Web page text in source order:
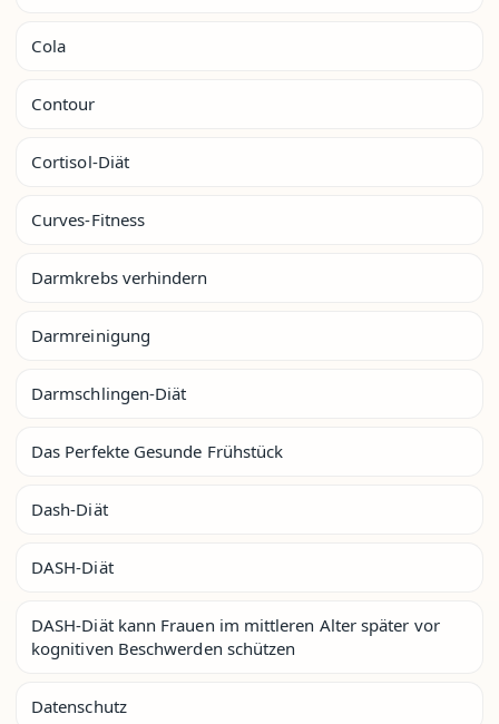
Cola
Contour
Cortisol-Diät
Curves-Fitness
Darmkrebs verhindern
Darmreinigung
Darmschlingen-Diät
Das Perfekte Gesunde Frühstück
Dash-Diät
DASH-Diät
DASH-Diät kann Frauen im mittleren Alter später vor
kognitiven Beschwerden schützen
Datenschutz